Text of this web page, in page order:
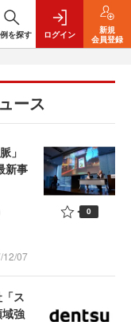
を探す ログイン
新規
会員登録
ース
」
新事
12/07
0
ス
強